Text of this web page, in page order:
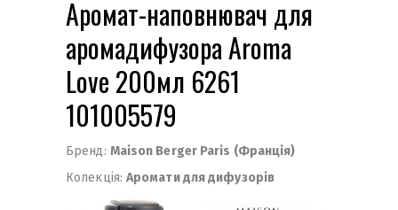
Аромат-наповнювач для
аромадифузора Aroma
Love 200мл 6261
101005579
Бренд: Maison Berger Paris (Франція)
Колекція: Аромати для дифузорів